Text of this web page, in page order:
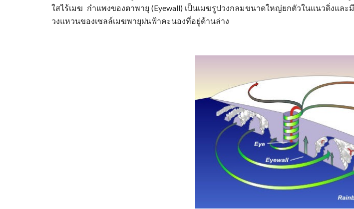
ใสไร้เมฆ กำแพงของตาพายุ (Eyewall) เป็นเมฆรูปวงกลมขนาดใหญ่ยกตัวในแนวดิ่งและ
วงแหวนของเซลล์เมฆพายุฝนฟ้าคะนองที่อยู่ด้านล่าง